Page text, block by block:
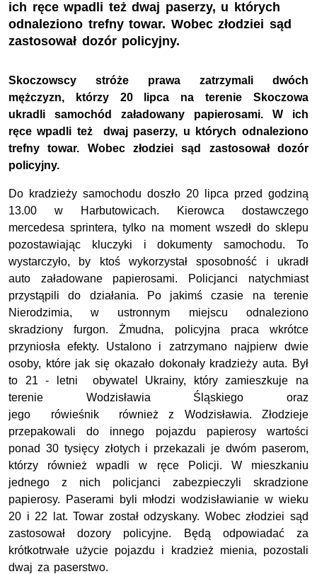
ich ręce wpadli też dwaj paserzy, u których
odnaleziono trefny towar. Wobec złodziei sąd
zastosował dozór policyjny.
Skoczowscy stróże prawa zatrzymali dwóch
mężczyzn, którzy 20 lipca na terenie Skoczowa
ukradli samochód załadowany papierosami. W ich
ręce wpadli też dwaj paserzy, u których odnaleziono
trefny towar. Wobec złodziei sąd zastosował dozór
policyjny.
Do kradzieży samochodu doszło 20 lipca przed godziną
13.00 w Harbutowicach. Kierowca dostawczego
mercedesa sprintera, tylko na moment wszedł do sklepu
pozostawiając kluczyki i dokumenty samochodu. To
wystarczyło, by ktoś wykorzystał sposobność i ukradł
auto załadowane papierosami. Policjanci natychmiast
przystąpili do działania. Po jakimś czasie na terenie
Nierodzimia, w ustronnym miejscu odnaleziono
skradziony furgon. Żmudna, policyjna praca wkrótce
przyniosła efekty. Ustalono i zatrzymano najpierw dwie
osoby, które jak się okazało dokonały kradzieży auta. Był
to 21 - letni obywatel Ukrainy, który zamieszkuje na
terenie Wodzisławia Śląskiego oraz
jego rówieśnik również z Wodzisławia. Złodzieje
przepakowali do innego pojazdu papierosy wartości
ponad 30 tysięcy złotych i przekazali je dwóm paserom,
którzy również wpadli w ręce Policji. W mieszkaniu
jednego z nich policjanci zabezpieczyli skradzione
papierosy. Paserami byli młodzi wodzisławianie w wieku
20 i 22 lat. Towar został odzyskany. Wobec złodziei sąd
zastosował dozory policyjne. Będą odpowiadać za
krótkotrwałe użycie pojazdu i kradzież mienia, pozostali
dwaj za paserstwo.